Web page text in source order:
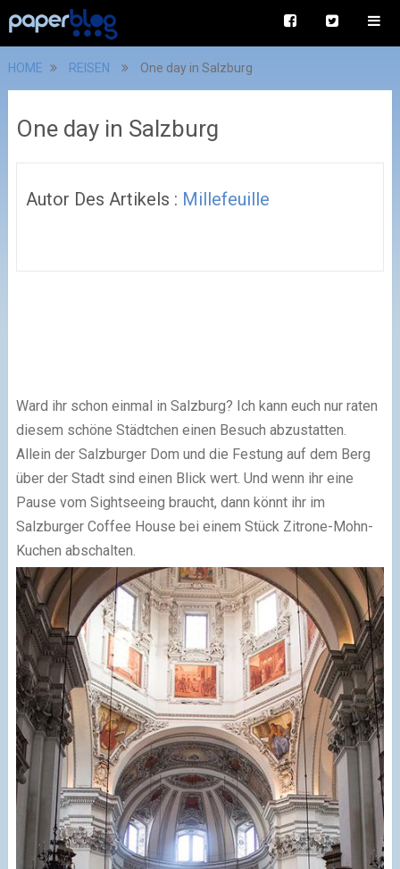
HOME REISEN One day in Salzburg
One day in Salzburg
Autor Des Artikels : Millefeuille
Ward ihr schon einmal in Salzburg? Ich kann euch nur raten
diesem schöne Städtchen einen Besuch abzustatten.
Allein der Salzburger Dom und die Festung auf dem Berg
über der Stadt sind einen Blick wert. Und wenn ihr eine
Pause vom Sightseeing braucht, dann könnt ihr im
Salzburger Coffee House bei einem Stück Zitrone-Mohn-
Kuchen abschalten.